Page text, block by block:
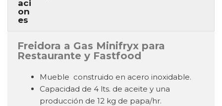
Freidora a Gas Minifryx para
Restaurante y Fastfood
Mueble construido en acero inoxidable.
Capacidad de 4 lts. de aceite y una
producción de 12 kg de papa/hr.